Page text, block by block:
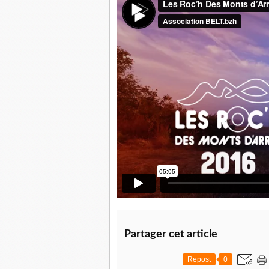
Partager cet article
Repost 0